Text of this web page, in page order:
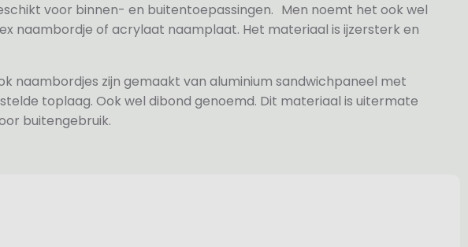
voor binnen- en buitentoepassingen. Men noemt het ook wel
naambordje of acrylaat naamplaat. Het materiaal is ijzersterk en
naambordjes zijn gemaakt van aluminium sandwichpaneel met
toplaag. Ook wel dibond genoemd. Dit materiaal is uitermate
buitengebruik.